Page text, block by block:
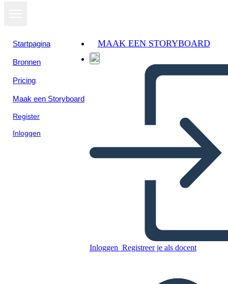
Startpagina
Bronnen
Pricing
Maak een Storyboard
Register
Inloggen
MAAK EEN STORYBOARD
Inloggen Registreer je als docent
Kopieer dit Storyboard
Bekijk als
diavoorstelling